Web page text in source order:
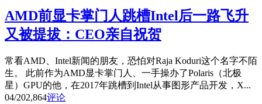
AMD前显卡掌门人跳槽Intel后一路飞升
又被提拔：CEO亲自祝贺
常看AMD、Intel新闻的朋友，恐怕对Raja Koduri这个名字不陌
生。 此前作为AMD显卡掌门人、一手操办了Polaris（北极
星）GPU的他，在2017年跳槽到Intel从事图形产品开发，X...
04/202,864评论